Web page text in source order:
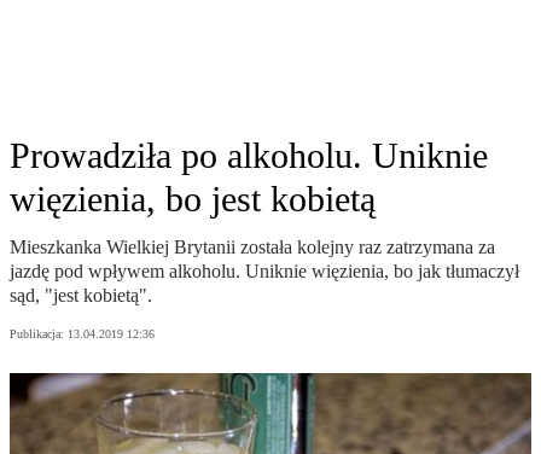
Prowadziła po alkoholu. Uniknie
więzienia, bo jest kobietą
Mieszkanka Wielkiej Brytanii została kolejny raz zatrzymana za
jazdę pod wpływem alkoholu. Uniknie więzienia, bo jak tłumaczył
sąd, "jest kobietą".
Publikacja: 13.04.2019 12:36